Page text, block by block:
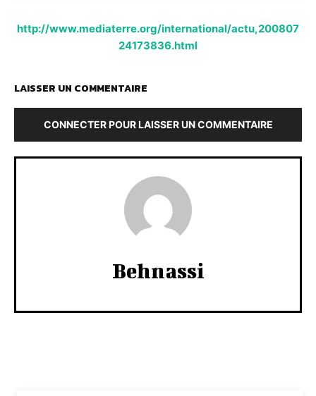
http://www.mediaterre.org/international/actu,200807
24173836.html
LAISSER UN COMMENTAIRE
CONNECTER POUR LAISSER UN COMMENTAIRE
Behnassi